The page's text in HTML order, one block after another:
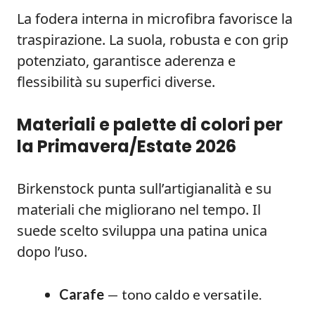
La fodera interna in microfibra favorisce la
traspirazione. La suola, robusta e con grip
potenziato, garantisce aderenza e
flessibilità su superfici diverse.
Materiali e palette di colori per
la Primavera/Estate 2026
Birkenstock punta sull’artigianalità e su
materiali che migliorano nel tempo. Il
suede scelto sviluppa una patina unica
dopo l’uso.
Carafe — tono caldo e versatile.